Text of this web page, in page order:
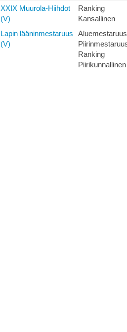
XXIX Muurola-Hiihdot
(V)
Ranking
Kansallinen
Lapin lääninmestaruus
(V)
Aluemestaruus
Ranking
Piirikunnallinen